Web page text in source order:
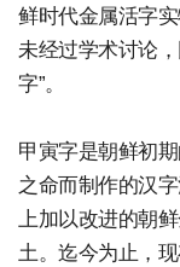
鲜时代金属活字
未经过学术讨论
字”。
甲寅字是朝鲜初
之命而制作的汉
上加以改进的朝
土。迄今为止，